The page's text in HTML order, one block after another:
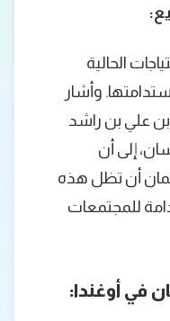
الحالية
وأشار
علي بن راشد
إلى أن
أن تظل هذه
للمجتمعات
في أوغندا: